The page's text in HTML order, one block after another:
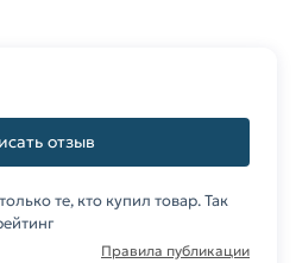
отзыв
те, кто купил товар. Так
Правила публикации